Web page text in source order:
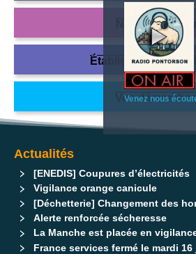
Venez nous
Nous contacter
Établissements
Vos
Actualités
[ENEDIS] Coupures d’électricités
Vigilance orange canicule
[Déchetterie] Changement des
Alerte renforcée sécheresse
La Manche est placée en
France services fermé le mardi 16